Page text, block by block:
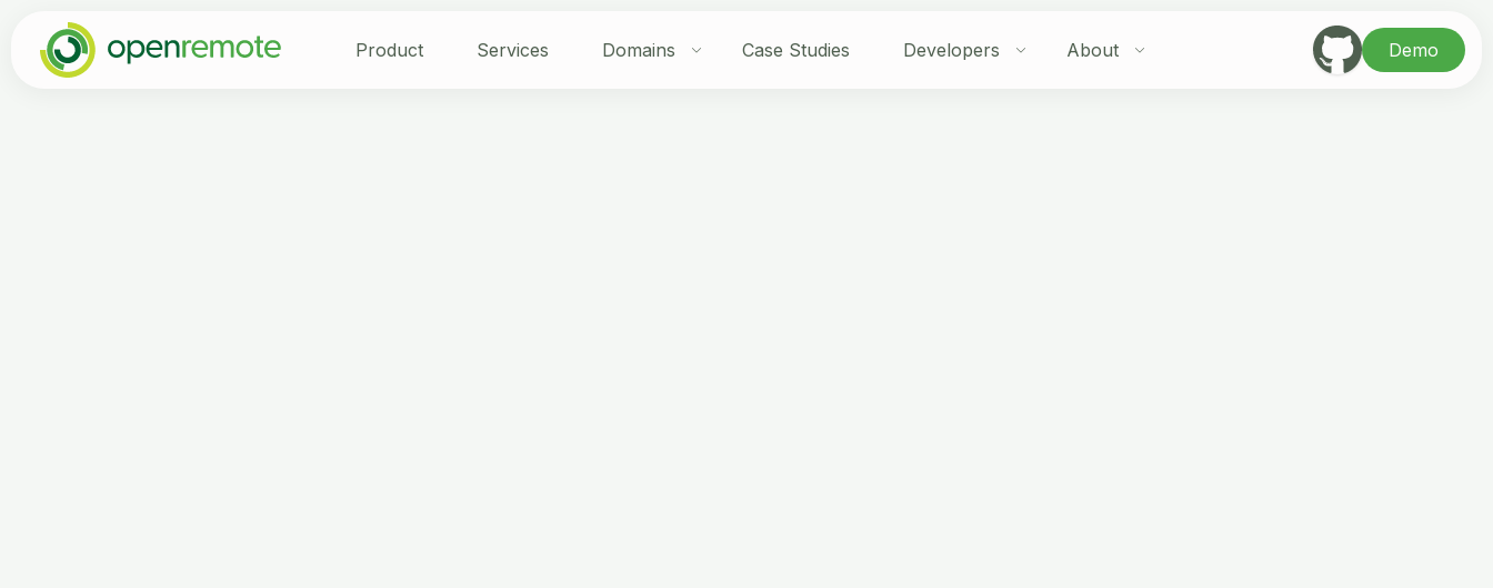
Product Services Domains Case Studies Developers About Demo